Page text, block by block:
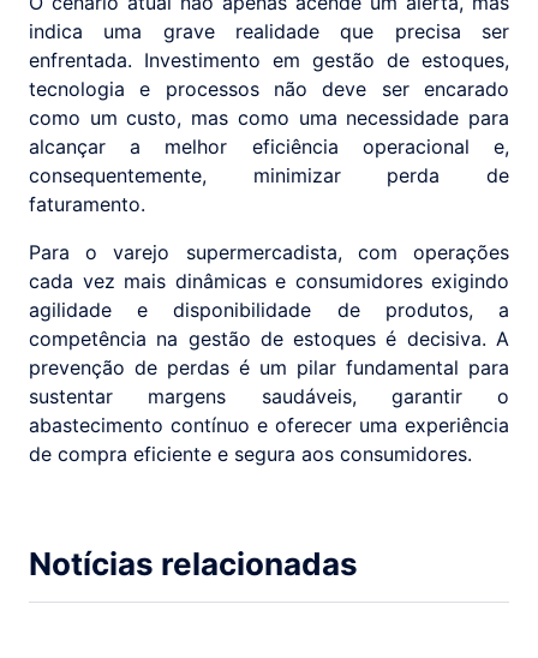
indica uma grave realidade que precisa ser
enfrentada. Investimento em gestão de estoques,
tecnologia e processos não deve ser encarado
como um custo, mas como uma necessidade para
alcançar a melhor eficiência operacional e,
consequentemente, minimizar perda de
faturamento.
Para o varejo supermercadista, com operações
cada vez mais dinâmicas e consumidores exigindo
agilidade e disponibilidade de produtos, a
competência na gestão de estoques é decisiva. A
prevenção de perdas é um pilar fundamental para
sustentar margens saudáveis, garantir o
abastecimento contínuo e oferecer uma experiência
de compra eficiente e segura aos consumidores.
Notícias relacionadas